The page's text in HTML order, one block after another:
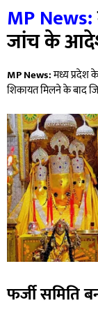
MP News:
जांच के
MP News:मध्य प्रदेश
शिकायत मिलने के बाद
फर्जी समिति